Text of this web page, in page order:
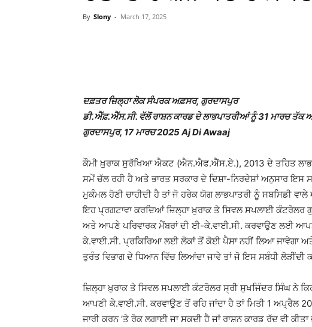
By Slony - March 17, 2025
ਦਫ਼ਤਰ ਜ਼ਿਲ੍ਹਾ ਲੋਕ ਸੰਪਰਕ ਅਫ਼ਸਰ, ਗੁਰਦਾਸਪੁਰ
ਡੀ.ਐੱਫ਼.ਐੱਸ.ਸੀ. ਵੱਲੋਂ ਰਾਸ਼ਨ ਕਾਰਡ ਦੇ ਲਾਭਪਾਤਰੀਆਂ ਨੂੰ 31 ਮਾਰਚ
ਗੁਰਦਾਸਪੁਰ, 17 ਮਾਰਚ 2025 Aj Di Awaaj
ਕੌਮੀ ਖ਼ੁਰਾਕ ਸੁਰੱਖਿਆ ਐਕਟ (ਐਨ.ਐਫ.ਐੱਸ.ਏ.), 2013 ਦੇ ਤਹਿਤ
ਸਮੇਂ ਚੱਲ ਰਹੀ ਹੈ ਅਤੇ ਭਾਰਤ ਸਰਕਾਰ ਦੇ ਦਿਸ਼ਾ-ਨਿਰਦੇਸ਼ਾਂ ਅਨੁਸਾਰ ਇਸ
ਮੁਕੰਮਲ ਹੋਣੀ ਚਾਹੀਦੀ ਹੈ ਤਾਂ ਜੋ ਹਰੇਕ ਯੋਗ ਲਾਭਪਾਤਰੀ ਨੂੰ ਸਬਸਿਡੀ ਵਾਲੇ
ਇਹ ਪ੍ਰਗਟਾਵਾ ਕਰਦਿਆਂ ਜ਼ਿਲ੍ਹਾ ਖ਼ੁਰਾਕ ਤੇ ਸਿਵਲ ਸਪਲਾਈ ਕੰਟਰੋਲਰ
ਅਤੇ ਆਪਣੇ ਪਰਿਵਾਰਕ ਮੈਂਬਰਾਂ ਦੀ ਈ-ਕੇ.ਵਾਈ.ਸੀ. ਕਰਵਾਉਣ ਲਈ
ਕੇ.ਵਾਈ.ਸੀ. ਪ੍ਰਕਿਰਿਆ ਲਈ ਲੋਕਾਂ ਤੋਂ ਕੋਈ ਪੈਸਾ ਨਹੀਂ ਲਿਆ ਜਾਵੇਗਾ
ਤੁਰੰਤ ਵਿਭਾਗ ਦੇ ਧਿਆਨ ਵਿੱਚ ਲਿਆਂਦਾ ਜਾਵੇ ਤਾਂ ਜੋ ਇਸ ਸਬੰਧੀ ਲੋੜੀਂਦੀ
ਜ਼ਿਲ੍ਹਾ ਖ਼ੁਰਾਕ ਤੇ ਸਿਵਲ ਸਪਲਾਈ ਕੰਟਰੋਲਰ ਸ੍ਰੀ ਸੁਖਜਿੰਦਰ ਸਿੰਘ ਨੇ
ਆਪਣੀ ਕੇ.ਵਾਈ.ਸੀ. ਕਰਵਾਉਣ ਤੋਂ ਰਹਿ ਜਾਂਦਾ ਹੈ ਤਾਂ ਮਿਤੀ 1 ਅਪ੍ਰੈਲ
ਜਾਰੀ ਕਰਨ ‘ਤੇ ਰੋਕ ਲਗਾਈ ਜਾ ਸਕਦੀ ਹੈ ਜਾਂ ਰਾਸ਼ਨ ਕਾਰਡ ਰੱਦ ਵੀ